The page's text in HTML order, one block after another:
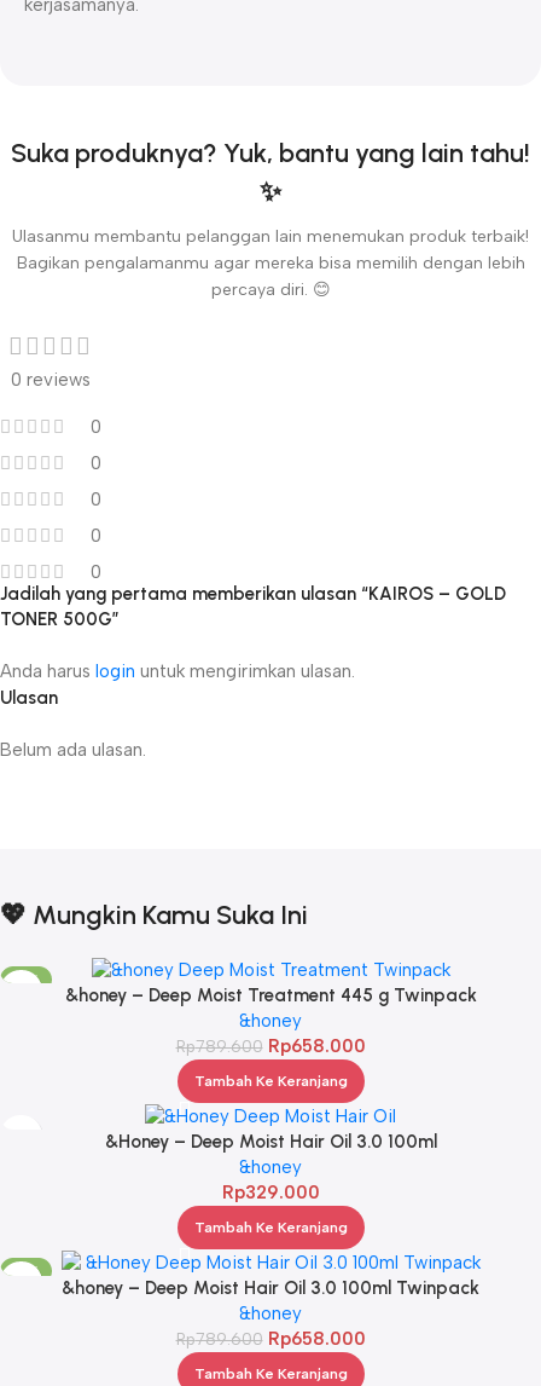
Suka produknya? Yuk, bantu yang lain tahu!
✨
Ulasanmu membantu pelanggan lain menemukan produk terbaik!
Bagikan pengalamanmu agar mereka bisa memilih dengan lebih
percaya diri. 😊
0 reviews
0
0
0
0
0
Ulasan
Belum ada ulasan.
Jadilah yang pertama memberikan ulasan “KAIROS – GOLD
TONER 500G”
Anda harus login untuk mengirimkan ulasan.
💖 Mungkin Kamu Suka Ini
-17%
&honey – Deep Moist Treatment 445 g Twinpack
&honey
Rp789.600 Rp658.000
Tambah Ke Keranjang
&Honey – Deep Moist Hair Oil 3.0 100ml
&honey
Rp329.000
Tambah Ke Keranjang
-17%
&honey – Deep Moist Hair Oil 3.0 100ml Twinpack
&honey
Rp789.600 Rp658.000
Tambah Ke Keranjang